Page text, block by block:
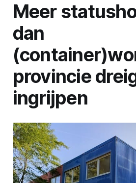
Meer
dan
provincie
ingrijpen